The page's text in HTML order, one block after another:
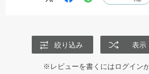
絞り込み 表示
※レビューを書くにはログイン